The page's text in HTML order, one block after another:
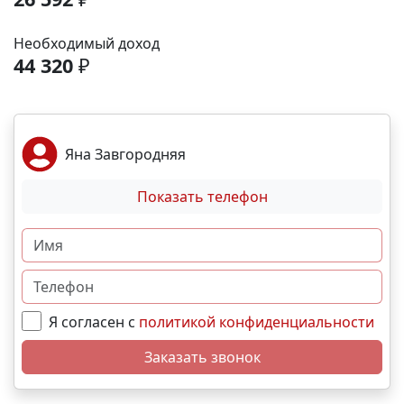
-12 минут. Выгодные условия покупки:
Беспроцентная рассрочка от застройщика;
Семейная, военная ,IT- ипотека; Материнский
нами прямо сейчас и мы подберем лучший вариант
именно для вас! N5350
Необходимый доход
44 320 ₽
Яна Завгородняя
Показать телефон
Я согласен с политикой конфиденциальности
Заказать звонок